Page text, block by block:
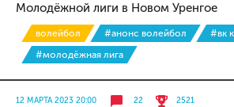
Молодёжной лиги в Новом Уренгое
волейбол #анонс волейбол
#вк
#молодёжная лига
12 МАРТА 2023 20:00 22 2521